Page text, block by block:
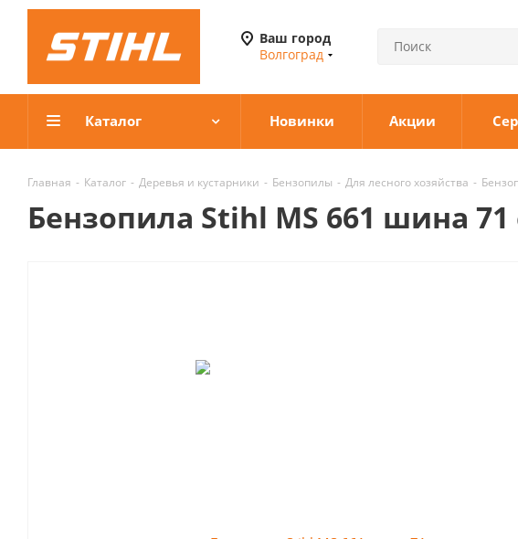
Ваш город
Волгоград
Каталог Новинки Акции
Главная - Каталог - Деревья и кустарники - Бензопилы - Для лесного хозяйства -
Бензопила Stihl MS 661 шина 71